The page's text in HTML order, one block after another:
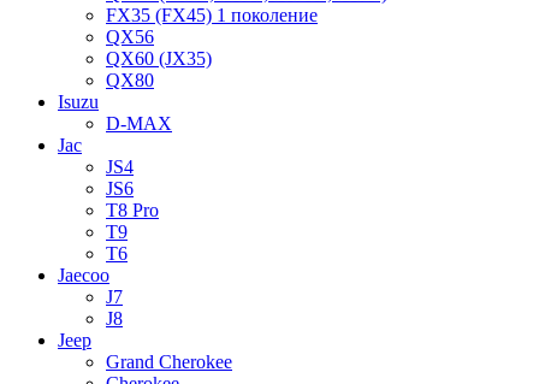
FX35 (FX45) 1 поколение
QX56
QX60 (JX35)
QX80
Isuzu
D-MAX
Jac
JS4
JS6
T8 Pro
T9
T6
Jaecoo
J7
J8
Jeep
Grand Cherokee